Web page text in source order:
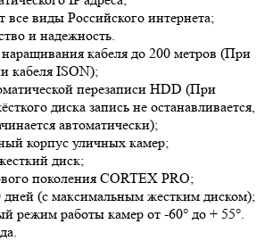
все виды Российского интернета;
и надежность.
кабеля до 200 метров (При
кабеля ISON);
перезаписи HDD (При
диска запись не останавливается,
автоматически);
корпус уличных камер;
диск;
поколения CORTEX PRO;
дней (с максимальным жестким диском);
режим работы камер от -60° до + 55°.